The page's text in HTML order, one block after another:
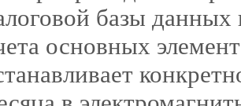
базы данных
основных